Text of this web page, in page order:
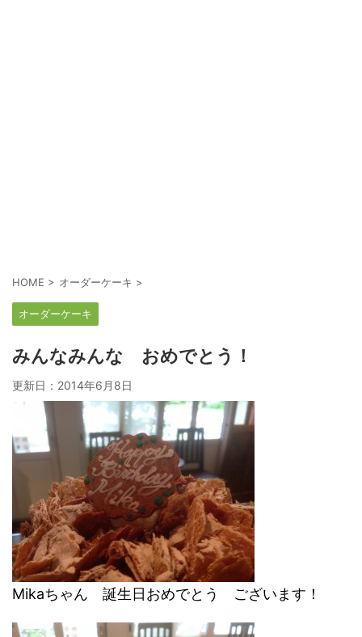
HOME > オーダーケーキ >
オーダーケーキ
みんなみんな おめでとう！
更新日： 2014年6月8日
Mikaちゃん 誕生日おめでとう ございます！